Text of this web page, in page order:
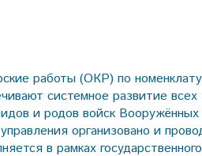
работы (ОКР) по
системное развитие
и родов войск
организовано и
в рамках